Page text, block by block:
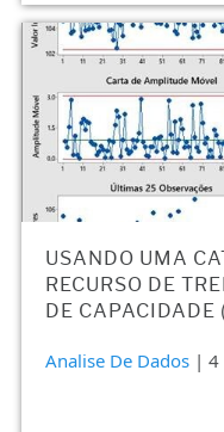
USANDO UMA
RECURSO DE
DE
Analise De Dados | 4